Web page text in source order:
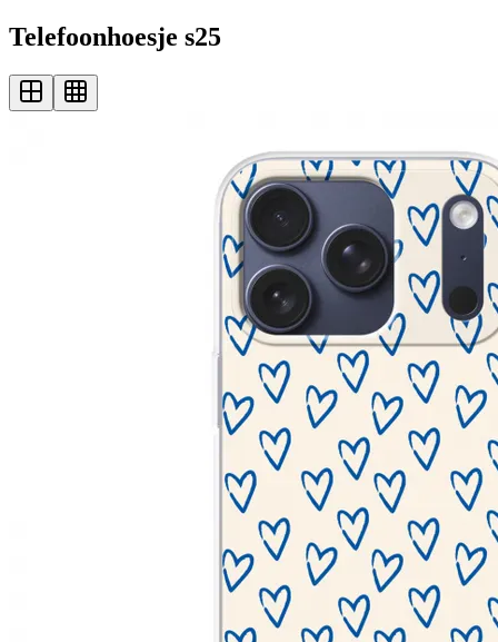
Telefoonhoesje s25